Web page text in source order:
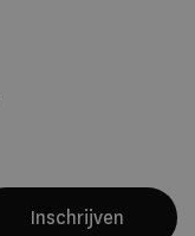
Inschrijven